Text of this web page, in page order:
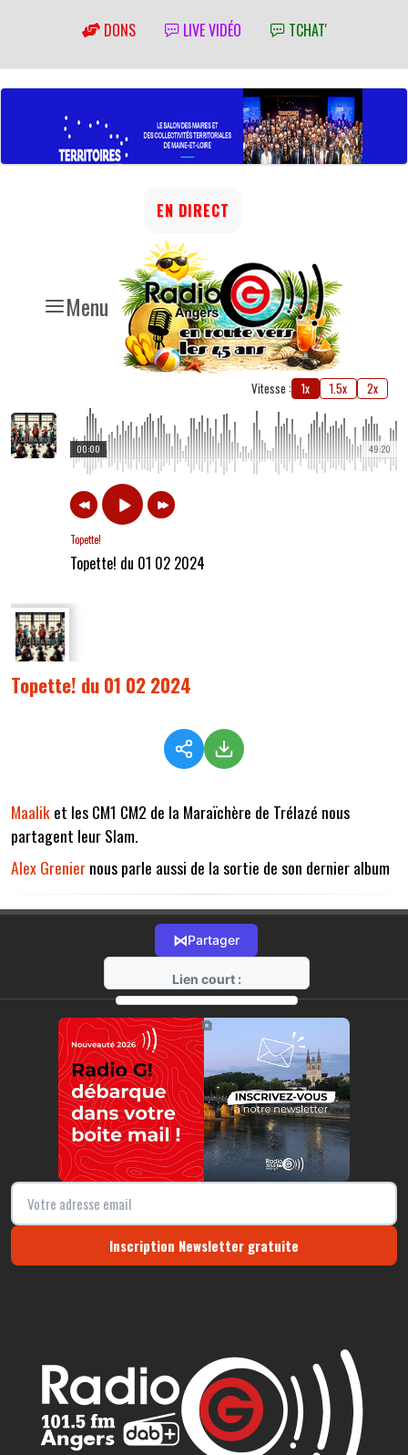
DONS LIVE VIDÉO TCHAT'
Menu
EN DIRECT
Vitesse : 1x 1.5x 2x
49:20
00:00
Topette!
Topette! du 01 02 2024
Topette! du 01 02 2024
Maaliket les CM1 CM2 de la Maraïchère de Trélazé nous
partagent leur Slam.
Alex Greniernous parle aussi de la sortie de son dernier album
⋈Partager
Lien court :
https://radio-g.fr?13802
⧉
Inscription Newsletter gratuite